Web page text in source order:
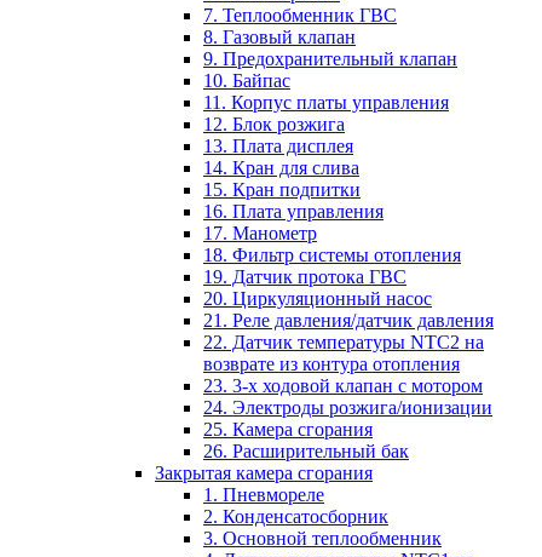
7. Теплообменник ГВС
8. Газовый клапан
9. Предохранительный клапан
10. Байпас
11. Корпус платы управления
12. Блок розжига
13. Плата дисплея
14. Кран для слива
15. Кран подпитки
16. Плата управления
17. Манометр
18. Фильтр системы отопления
19. Датчик протока ГВС
20. Циркуляционный насос
21. Реле давления/датчик давления
22. Датчик температуры NTC2 на
возврате из контура отопления
23. 3-х ходовой клапан с мотором
24. Электроды розжига/ионизации
25. Камера сгорания
26. Расширительный бак
Закрытая камера сгорания
1. Пневмореле
2. Конденсатосборник
3. Основной теплообменник